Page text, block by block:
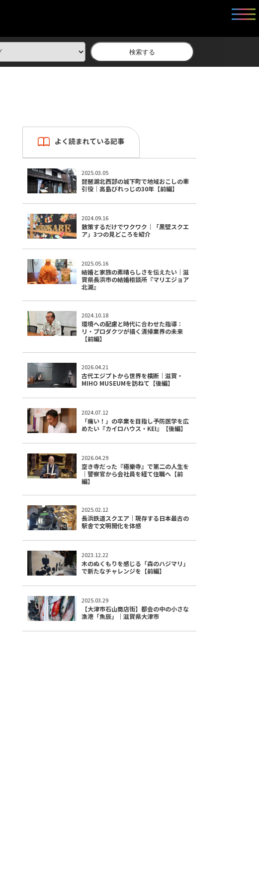
検索する
よく読まれている記事
2025.03.05
琵琶湖北西部の城下町で地域おこしの牽
引役｜高島びれっじの30年【前編】
2024.09.16
散策するだけでワクワク｜「黒壁スクエ
ア」3つの見どころを紹介
2025.05.16
結婚と家族の素晴らしさを伝えたい｜滋
賀県長浜市の結婚相談所『マリエジョア
北湖』
2024.10.18
環境への配慮と時代に合わせた指導：
リ・プロダクツが描く清掃業界の未来
【前編】
2026.04.21
古代エジプトから世界を横断｜滋賀・
MIHO MUSEUMを訪ねて【後編】
2024.07.12
「痛い！」の卒業を目指し予防医学を広
めたい『カイロハウス・KEI』【後編】
2026.04.29
空き寺だった『極樂寺』で第二の人生を
｜警察官から会社員を経て住職へ【前
編】
2025.02.12
長浜鉄道スクエア｜現存する日本最古の
駅舎で文明開化を体感
2023.12.22
木のぬくもりを感じる「森のハジマリ」
で新たなチャレンジを【前編】
2025.03.29
【大津市石山商店街】都会の中の小さな
漁港「魚辰」｜滋賀県大津市